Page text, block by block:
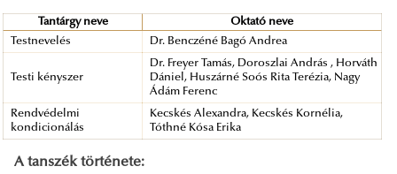
Tantárgy neve
Oktató neve
Testnevelés
Dr. Benczéné Bagó Andrea
Testi kényszer
Dr. Freyer Tamás, Doroszlai András , Horváth
Dániel, Huszárné Soós Rita Terézia, Nagy
Ádám Ferenc
Rendvédelmi
kondicionálás
Kecskés Alexandra, Kecskés Kornélia,
Tóthné Kósa Erika
A tanszék története: